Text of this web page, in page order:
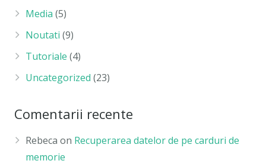
Media (5)
Noutati (9)
Tutoriale (4)
Uncategorized (23)
Comentarii recente
Rebeca on Recuperarea datelor de pe carduri de
memorie